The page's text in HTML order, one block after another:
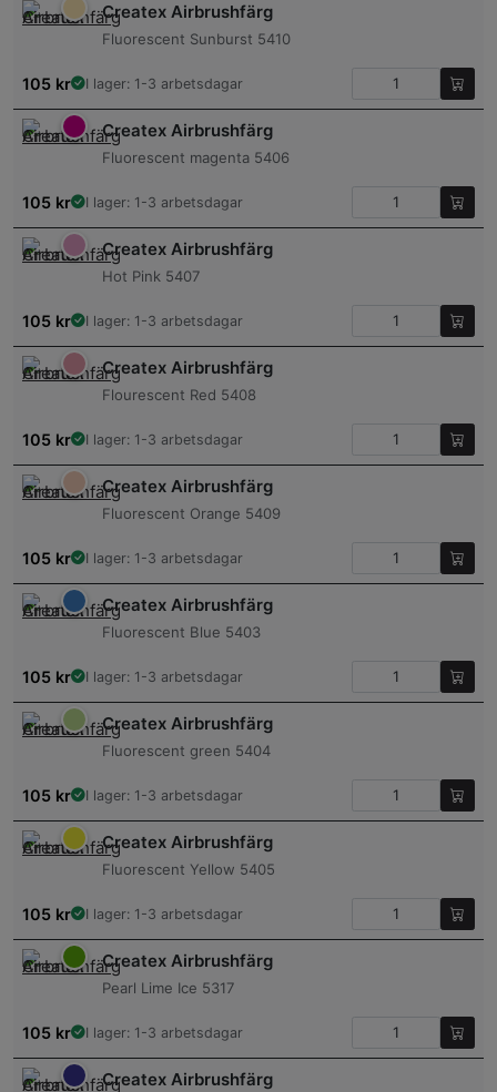
Createx Airbrushfärg
Fluorescent Sunburst 5410
105 kr I lager: 1-3 arbetsdagar
Createx Airbrushfärg
Fluorescent magenta 5406
105 kr I lager: 1-3 arbetsdagar
Createx Airbrushfärg
Hot Pink 5407
105 kr I lager: 1-3 arbetsdagar
Createx Airbrushfärg
Flourescent Red 5408
105 kr I lager: 1-3 arbetsdagar
Createx Airbrushfärg
Fluorescent Orange 5409
105 kr I lager: 1-3 arbetsdagar
Createx Airbrushfärg
Fluorescent Blue 5403
105 kr I lager: 1-3 arbetsdagar
Createx Airbrushfärg
Fluorescent green 5404
105 kr I lager: 1-3 arbetsdagar
Createx Airbrushfärg
Fluorescent Yellow 5405
105 kr I lager: 1-3 arbetsdagar
Createx Airbrushfärg
Pearl Lime Ice 5317
105 kr I lager: 1-3 arbetsdagar
Createx Airbrushfärg